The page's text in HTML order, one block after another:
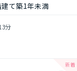
て築1年未満
分